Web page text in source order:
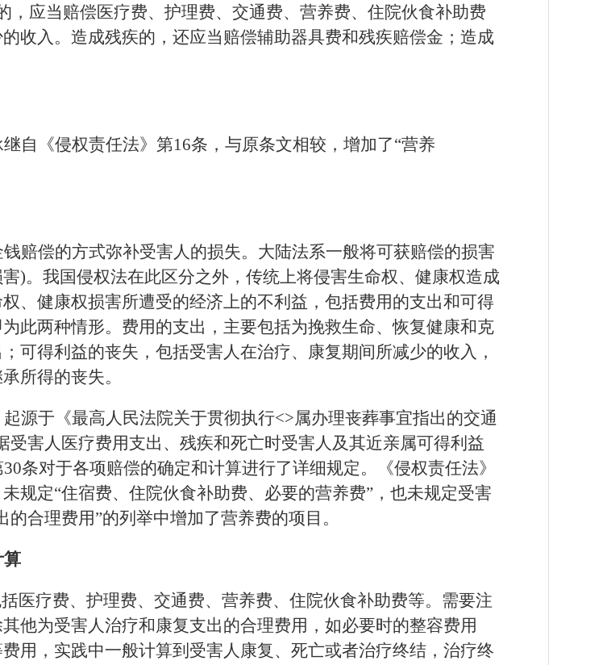
，应当赔偿医疗费、护理费、交通费、营养费、住院伙食补助费
收入。造成残疾的，还应当赔偿辅助器具费和残疾赔偿金；造成
自《侵权责任法》第16条，与原条文相较，增加了“营养
赔偿的方式弥补受害人的损失。大陆法系一般将可获赔偿的损害
)。我国侵权法在此区分之外，传统上将侵害生命权、健康权造成
、健康权损害所遭受的经济上的不利益，包括费用的支出和可得
此两种情形。费用的支出，主要包括为挽救生命、恢复健康和克
可得利益的丧失，包括受害人在治疗、康复期间所减少的收入，
所得的丧失。
源于《最高人民法院关于贯彻执行<>属办理丧葬事宜指出的交通
受害人医疗费用支出、残疾和死亡时受害人及其近亲属可得利益
条对于各项赔偿的确定和计算进行了详细规定。《侵权责任法》
规定“住宿费、住院伙食补助费、必要的营养费”，也未规定受害
合理费用”的列举中增加了营养费的项目。
算
医疗费、护理费、交通费、营养费、住院伙食补助费等。需要注
他为受害人治疗和康复支出的合理费用，如必要时的整容费用
用，实践中一般计算到受害人康复、死亡或者治疗终结，治疗终